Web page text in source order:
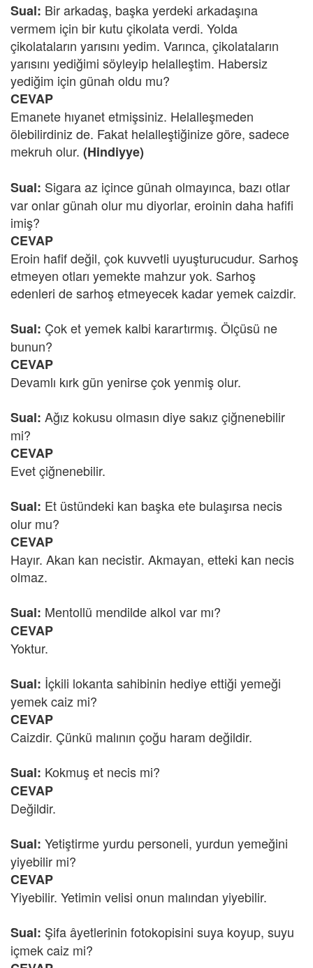
Sual: Bir arkadaş, başka yerdeki arkadaşına
vermem için bir kutu çikolata verdi. Yolda
çikolataların yarısını yedim. Varınca, çikolataların
yarısını yediğimi söyleyip helalleştim. Habersiz
yediğim için günah oldu mu?
CEVAP
Emanete hıyanet etmişsiniz. Helalleşmeden
ölebilirdiniz de. Fakat helalleştiğinize göre, sadece
mekruh olur. (Hindiyye)
Sual: Sigara az içince günah olmayınca, bazı otlar
var onlar günah olur mu diyorlar, eroinin daha hafifi
imiş?
CEVAP
Eroin hafif değil, çok kuvvetli uyuşturucudur. Sarhoş
etmeyen otları yemekte mahzur yok. Sarhoş
edenleri de sarhoş etmeyecek kadar yemek caizdir.
Sual: Çok et yemek kalbi karartırmış. Ölçüsü ne
bunun?
CEVAP
Devamlı kırk gün yenirse çok yenmiş olur.
Sual: Ağız kokusu olmasın diye sakız çiğnenebilir
mi?
CEVAP
Evet çiğnenebilir.
Sual: Et üstündeki kan başka ete bulaşırsa necis
olur mu?
CEVAP
Hayır. Akan kan necistir. Akmayan, etteki kan necis
olmaz.
Sual: Mentollü mendilde alkol var mı?
CEVAP
Yoktur.
Sual: İçkili lokanta sahibinin hediye ettiği yemeği
yemek caiz mi?
CEVAP
Caizdir. Çünkü malının çoğu haram değildir.
Sual: Kokmuş et necis mi?
CEVAP
Değildir.
Sual: Yetiştirme yurdu personeli, yurdun yemeğini
yiyebilir mi?
CEVAP
Yiyebilir. Yetimin velisi onun malından yiyebilir.
Sual: Şifa âyetlerinin fotokopisini suya koyup, suyu
içmek caiz mi?